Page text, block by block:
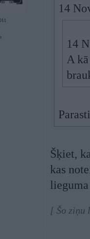
14
14
A
Šķiet,
kas
[ Šo ziņu